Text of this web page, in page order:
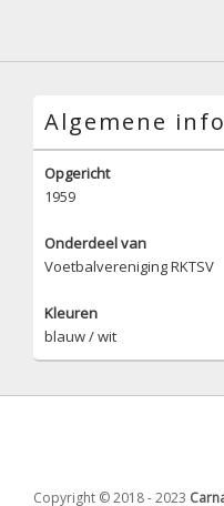
Algemene
Opgericht
1959
Onderdeel van
Voetbalvereniging RKTSV
Kleuren
blauw / wit
Copyright © 2018 - 2023